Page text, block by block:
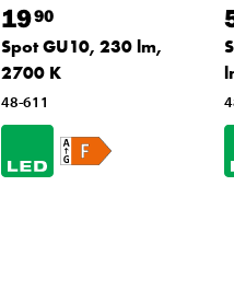
1990
Spot GU10, 230 lm,
2700 K
48-611